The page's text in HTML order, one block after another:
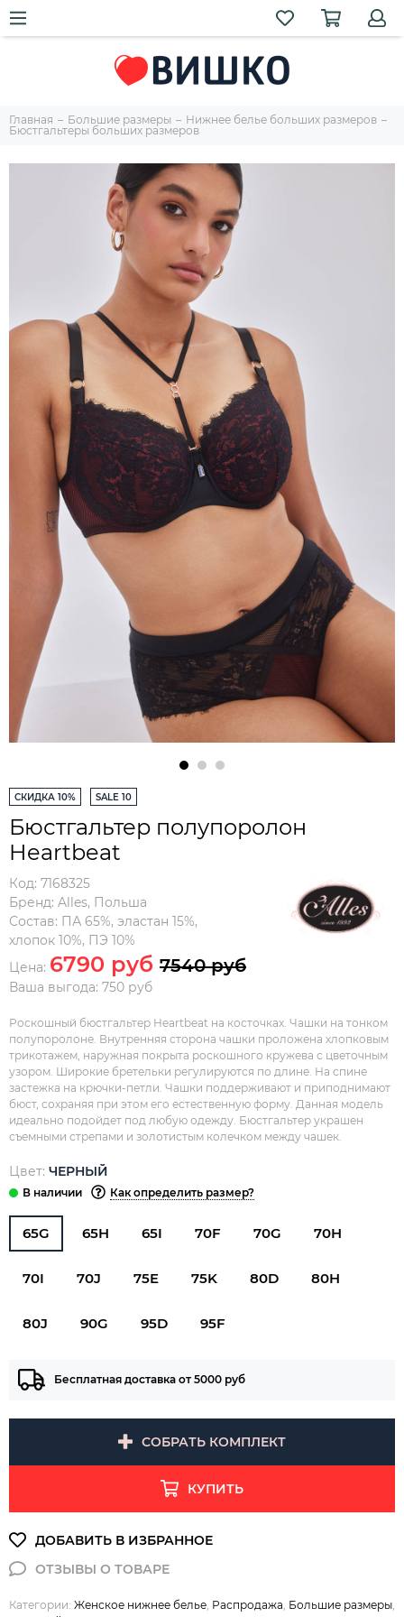
Главная Большие размеры
Нижнее белье больших размеров
Бюстгальтеры больших размеров
СКИДКА 10% SALE 10
Бюстгальтер полупоролон
Heartbeat
Код: 7168325
Бренд: Alles, Польша
Состав: ПА 65%, эластан 15%,
хлопок 10%, ПЭ 10%
Цена: 6790 руб 7540 руб
Ваша выгода: 750 руб
Роскошный бюстгальтер Heartbeat на косточках. Чашки на тонком
полупоролоне. Внутренняя сторона чашки проложена хлопковым
трикотажем, наружная покрыта роскошного кружева с цветочным
узором. Широкие бретельки регулируются по длине. На спине
застежка на крючки-петли. Чашки поддерживают и приподнимают
бюст, сохраняя при этом его естественную форму. Данная модель
идеально подойдет под любую одежду. Бюстгальтер украшен
съемными стрепами и золотистым колечком между чашек.
Цвет: ЧЕРНЫЙ
Как определить размер?
65G 65H 65I 70F 70G 70H
70I 70J 75E 75K 80D 80H
80J 90G 95D 95F
Бесплатная доставка от 5000 руб
СОБРАТЬ КОМПЛЕКТ
КУПИТЬ
Категории: Женское нижнее белье Распродажа Большие размеры